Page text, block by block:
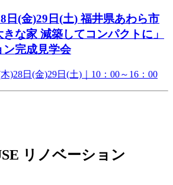
日(金)29日(土) 福井県あわら市
な家 減築してコンパクトに」
ン完成見学会
)28日(金)29日(土)｜10：00～16：00
リノベーション